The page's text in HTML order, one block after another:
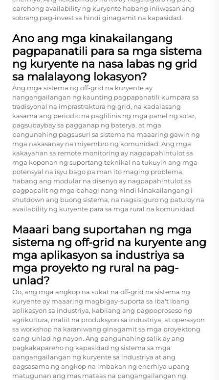
parehong availability ng kuryente habang iniiwasan ang
sobrang pag-invest sa hindi ginagamit na kapasidad.
Ano ang mga kinakailangang
pagpapanatili para sa mga sistema
ng kuryente na nasa labas ng grid
sa malalayong lokasyon?
Ang mga sistema ng off-grid na kuryente ay
nangangailangan ng kaunting pagpapanatili kumpara sa
tradisyonal na imprastraktura ng grid, na kadalasang
kasama ang periodic na paglilinis ng mga panel ng solar,
pagsubaybay sa pagganap ng baterya, at mga
pangunahing pagsusuri sa sistema na maaaring gawin ng
mga nakasanay na miyembro ng komunidad. Ang mga
kakayahan sa remote monitoring ay nagpapahintulot sa
mga koponan ng suportang teknikal na tukuyin ang mga
potensyal na isyu bago pa man ito maging problema,
habang ang modular na disenyo ay nagpapahintulot sa
pagpapalit ng mga bahagi nang hindi kinakailangang i-
shutdown ang buong sistema, na nagsisiguro ng patuloy na
availability ng kuryente para sa mga rural na komunidad.
Maaari bang suportahan ng mga
sistema ng off-grid na kuryente ang
mga aplikasyon sa industriya sa
mga proyekto ng rural na pag-
unlad?
Oo, ang mga angkop na sukat na off-grid na sistema ng
kuryente ay maaaring magbigay-suporta sa iba't ibang
aplikasyon sa industriya, kabilang ang pagpoproseso ng
agrikultura, maliit na produksyon sa industriya, at operasyon
sa workshop na karaniwang ginagamit sa mga proyektong
pang-unlad ng nayon. Ang pangunahing salik ay ang
pagkakapareho ng kapasidad ng sistema sa mga
pangangailangan ng kuryente sa industriya at ang
pagsasama ng angkop na imbakan ng enerhiya upang
matugunan ang mas mataas na pangangailangan ng